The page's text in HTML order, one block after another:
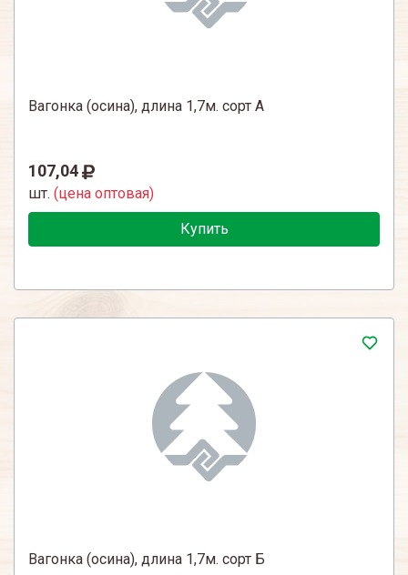
Вагонка (осина), длина 1,7м. сорт А
107,04
шт. (цена оптовая)
Купить
Вагонка (осина), длина 1,7м. сорт Б